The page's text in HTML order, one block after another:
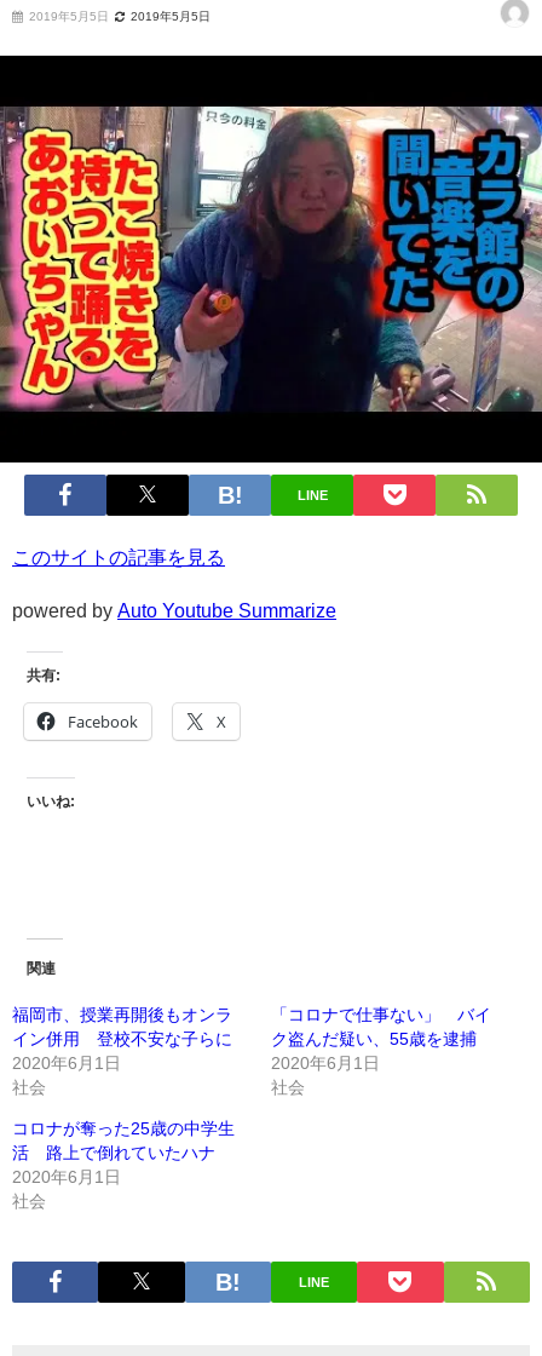
2019年5月5日 2019年5月5日
LINE
このサイトの記事を見る
powered by Auto Youtube Summarize
共有:
Facebook X
いいね:
関連
福岡市、授業再開後もオンラ
イン併用 登校不安な子らに
2020年6月1日
社会
「コロナで仕事ない」 バイ
ク盗んだ疑い、55歳を逮捕
2020年6月1日
社会
コロナが奪った25歳の中学生
活 路上で倒れていたハナ
2020年6月1日
社会
LINE